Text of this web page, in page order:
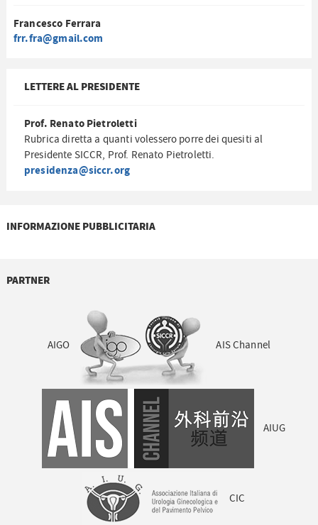
Francesco Ferrara
frr.fra@gmail.com
LETTERE AL PRESIDENTE
Prof. Renato Pietroletti
Rubrica diretta a quanti volessero porre dei quesiti al
Presidente SICCR, Prof. Renato Pietroletti.
presidenza@siccr.org
INFORMAZIONE PUBBLICITARIA
PARTNER
AIGO AIS Channel
AIUG
CIC